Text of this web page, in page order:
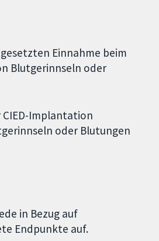
Einnahme beim
Blutgerinnseln oder
Implantation
oder Blutungen
in Bezug auf
Endpunkte auf.